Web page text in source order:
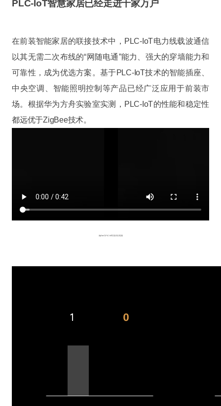
PLC-IoT智慧家居已经走进千家万户
在前装智能家居的联接技术中，PLC-IoT电力线载波通信
以其无需二次布线的“网随电通”能力、强大的穿墙能力和
可靠性，成为优选方案。基于PLC-IoT技术的智能插座、
中央空调、智能照明控制等产品已经广泛应用于前装市
场。根据华为方舟实验室实测，PLC-IoT的性能和稳定性
都远优于ZigBee技术。
ZigBee与PLC-IoT性能对比视频